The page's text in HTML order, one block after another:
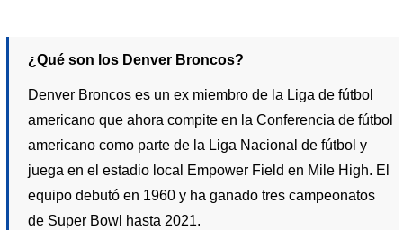
¿Qué son los Denver Broncos?
Denver Broncos es un ex miembro de la Liga de fútbol
americano que ahora compite en la Conferencia de fútbol
americano como parte de la Liga Nacional de fútbol y
juega en el estadio local Empower Field en Mile High. El
equipo debutó en 1960 y ha ganado tres campeonatos
de Super Bowl hasta 2021.